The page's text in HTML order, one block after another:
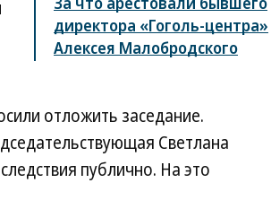
директора «Гоголь-центра»
Алексея Малобродского
отложить заседание.
Светлана
публично. На это